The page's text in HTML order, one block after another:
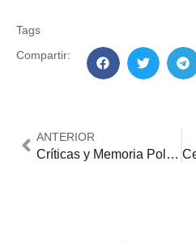
Tags
Compartir:
ANTERIOR
Críticas y Memoria Política: La Inseguridad en el Malecón de Acacías Desata Polémica con un exalcalde